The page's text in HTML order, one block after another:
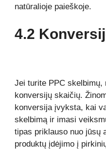
natūralioje paieškoje.
4.2
Jei turite PPC skelbimų,
konversijų skaičių.
konversija įvyksta, kai
skelbimą ir imasi
tipas priklauso nuo jūsų
produktų įdėjimo į